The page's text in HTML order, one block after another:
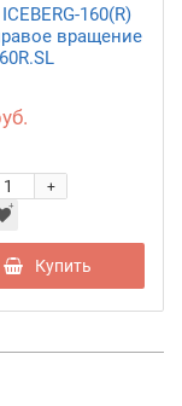
160(R)
вращение
+
Купить